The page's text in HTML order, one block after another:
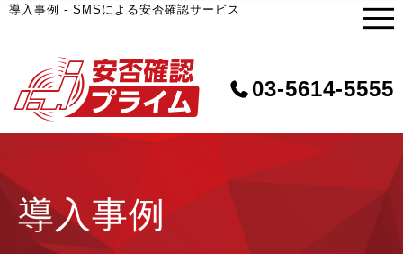
導入事例 - SMSによる安否確認サービス
03-5614-5555
導入事例